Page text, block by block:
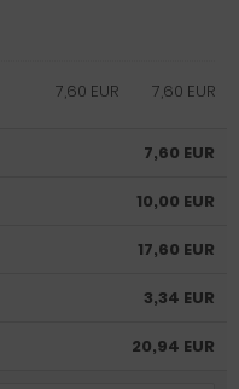
7,60 EUR
7,60 EUR
7,60 EUR
10,00 EUR
17,60 EUR
3,34 EUR
20,94 EUR